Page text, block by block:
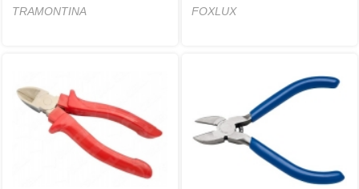
TRAMONTINA FOXLUX